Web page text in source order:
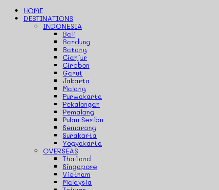
HOME
DESTINATIONS
INDONESIA
Bali
Bandung
Batang
Cianjur
Cirebon
Garut
Jakarta
Malang
Purwakarta
Pekalongan
Pemalang
Pulau Seribu
Semarang
Surakarta
Yogyakarta
OVERSEAS
Thailand
Singapore
Vietnam
Malaysia